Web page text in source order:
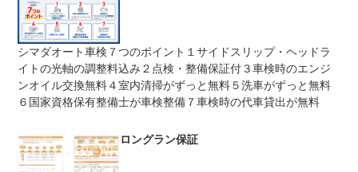
上限金額
保証項目適用範囲内であれば、修理金額￥５０，０００ま
でを当社が負担させて頂きます。より手厚い保証をご希望
のお客様は、当社の【ロングラン保証】もしくは【グー保
証】のご利用をおススメ致します。
免責金
無し
納車時より３か月３，０００ｋｍ（※いずれか早い方とな
ります）の期間適用となります。
法定整備 整備無 車両状態については販売店にご確認ください
シマダオート車検７つのポイント１サイドスリップ・ヘッドラ
イトの光軸の調整料込み２点検・整備保証付３車検時のエンジ
ンオイル交換無料４室内清掃がずっと無料５洗車がずっと無料
６国家資格保有整備士が車検整備７車検時の代車貸出が無料
ロングラン保証